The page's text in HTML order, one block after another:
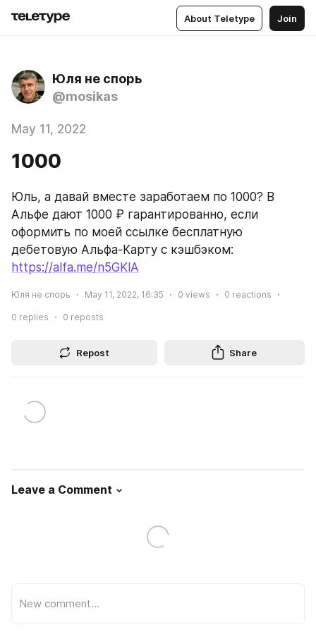
About Teletype Join
Юля не спорь
@mosikas
May 11, 2022
1000
Юль, а давай вместе заработаем по 1000? В
Альфе дают 1000 ₽ гарантированно, если
оформить по моей ссылке бесплатную
https://alfa.me/n5GKlA
Юля не спорь May 11, 2022, 16:35 0 views 0 reactions
0 replies 0 reposts
Repost Share
Leave a Comment